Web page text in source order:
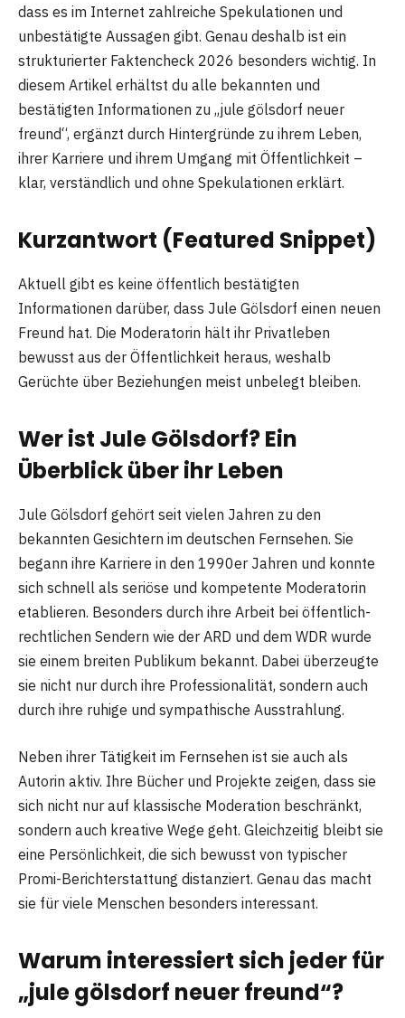
dass es im Internet zahlreiche Spekulationen und
unbestätigte Aussagen gibt. Genau deshalb ist ein
strukturierter Faktencheck 2026 besonders wichtig. In
diesem Artikel erhältst du alle bekannten und
bestätigten Informationen zu „jule gölsdorf neuer
freund“, ergänzt durch Hintergründe zu ihrem Leben,
ihrer Karriere und ihrem Umgang mit Öffentlichkeit –
klar, verständlich und ohne Spekulationen erklärt.
Kurzantwort (Featured Snippet)
Aktuell gibt es keine öffentlich bestätigten
Informationen darüber, dass Jule Gölsdorf einen neuen
Freund hat. Die Moderatorin hält ihr Privatleben
bewusst aus der Öffentlichkeit heraus, weshalb
Gerüchte über Beziehungen meist unbelegt bleiben.
Wer ist Jule Gölsdorf? Ein
Überblick über ihr Leben
Jule Gölsdorf gehört seit vielen Jahren zu den
bekannten Gesichtern im deutschen Fernsehen. Sie
begann ihre Karriere in den 1990er Jahren und konnte
sich schnell als seriöse und kompetente Moderatorin
etablieren. Besonders durch ihre Arbeit bei öffentlich-
rechtlichen Sendern wie der ARD und dem WDR wurde
sie einem breiten Publikum bekannt. Dabei überzeugte
sie nicht nur durch ihre Professionalität, sondern auch
durch ihre ruhige und sympathische Ausstrahlung.
Neben ihrer Tätigkeit im Fernsehen ist sie auch als
Autorin aktiv. Ihre Bücher und Projekte zeigen, dass sie
sich nicht nur auf klassische Moderation beschränkt,
sondern auch kreative Wege geht. Gleichzeitig bleibt sie
eine Persönlichkeit, die sich bewusst von typischer
Promi-Berichterstattung distanziert. Genau das macht
sie für viele Menschen besonders interessant.
Warum interessiert sich jeder für
„jule gölsdorf neuer freund“?